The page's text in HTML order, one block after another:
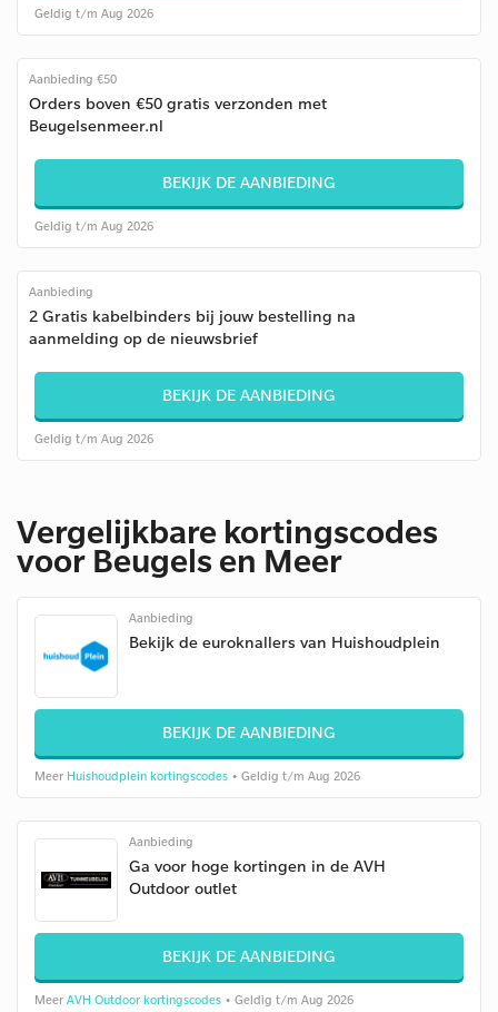
Geldig t/m Aug 2026
Aanbieding €50
Orders boven €50 gratis verzonden met
Beugelsenmeer.nl
BEKIJK DE AANBIEDING
Geldig t/m Aug 2026
Aanbieding
2 Gratis kabelbinders bij jouw bestelling na
aanmelding op de nieuwsbrief
BEKIJK DE AANBIEDING
Geldig t/m Aug 2026
Vergelijkbare kortingscodes
voor Beugels en Meer
Aanbieding
Bekijk de euroknallers van Huishoudplein
BEKIJK DE AANBIEDING
Meer Huishoudplein kortingscodes • Geldig t/m Aug 2026
Aanbieding
Ga voor hoge kortingen in de AVH
Outdoor outlet
BEKIJK DE AANBIEDING
Meer AVH Outdoor kortingscodes • Geldig t/m Aug 2026